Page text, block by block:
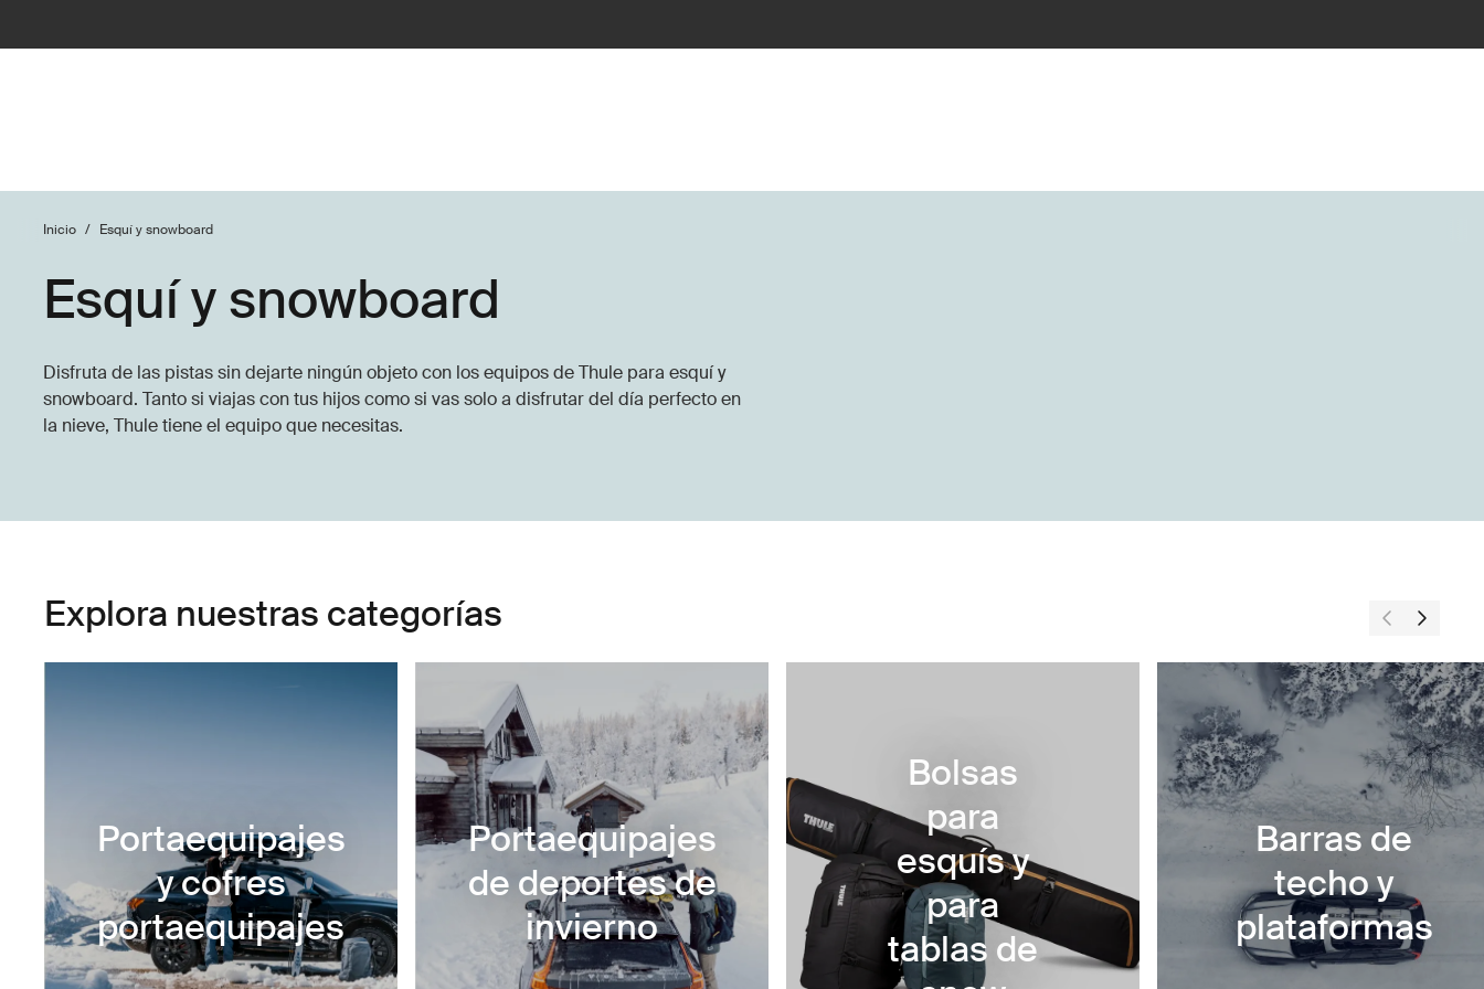
Inicio / Esquí y snowboard
Esquí y snowboard
Disfruta de las pistas sin dejarte ningún objeto con los equipos de Thule para esquí y
snowboard. Tanto si viajas con tus hijos como si vas solo a disfrutar del día perfecto en
la nieve, Thule tiene el equipo que necesitas.
Explora nuestras categorías
Portaequipajes
y cofres
portaequipajes
Portaequipajes
de deportes de
invierno
Bolsas
para
esquís y
para
tablas de
Barras de
techo y
plataformas